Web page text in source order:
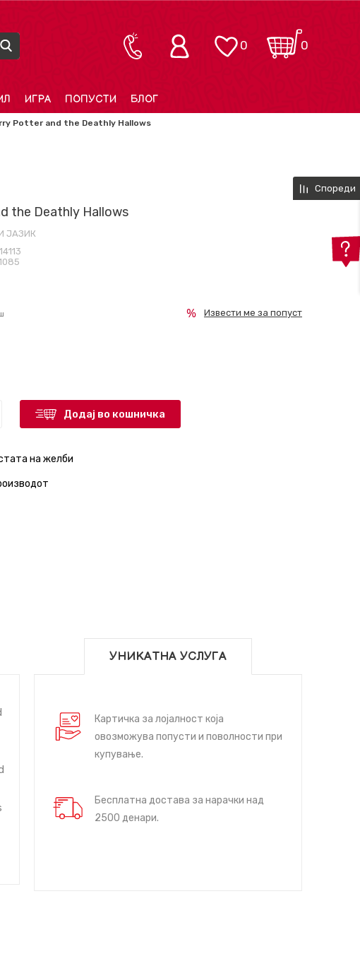
0
0
ИГРА ПОПУСТИ БЛОГ
Potter and the Deathly Hallows
the Deathly Hallows
ЈАЗИК
Извести ме за попуст
Додај во кошничка
на желби
УНИКАТНА УСЛУГА
Картичка за лојалност која
овозможува попусти и поволности при
купување.
Бесплатна достава за нарачки над
2500 денари.
Спореди